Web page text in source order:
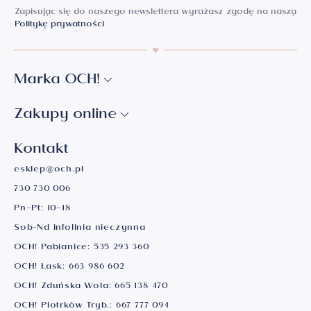
najwyższymi standardami jubilerskimi.Certyfikat
autentyczności OCH! zawiera także informacje o
dodatkowe zabezpieczenie dla Ciebie jako klienta.
Wszystkie pierścionki w naszej ofercie
cyrkoniami, które swoją jasnością i blaskiem
modelu, możesz mieć pewność, że każdy
pierścionek w OCH! jest starannie wykonany i
spełnia wysokie standardy jakości.
Szukasz idealnego pierścionka zaręczynowego?
Sprawdźbezpłatną miarkę jubilerską OCH
Zaręczynowa Karta Premiowa
– korzyści, które się opłacają
Zapisując się do naszego newslettera wyrażasz zgodę na naszą
Politykę prywatności
Marka OCH!
Zakupy online
Kontakt
esklep@och.pl
730 730 006
Pn–Pt: 10–18
Sob-Nd infolinia nieczynna
OCH! Pabianice: 535 293 360
OCH! Łask: 663 986 602
OCH! Zduńska Wola:665 138 470
OCH! Piotrków Tryb.: 667 777 094